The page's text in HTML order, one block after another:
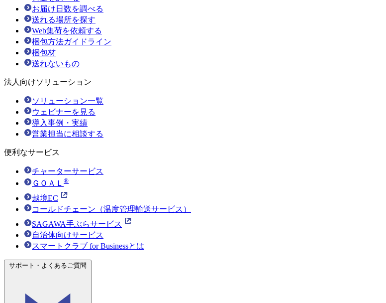
お届け日数を調べる
送れる場所を探す
Web集荷を依頼する
梱包方法ガイドライン
梱包材
送れないもの
法人向けソリューション
ソリューション一覧
ウェビナーを見る
導入事例・実績
営業担当に相談する
便利なサービス
チャーターサービス
ＧＯＡＬ ®
越境EC
コールドチェーン（温度管理輸送サービス）
SAGAWA手ぶらサービス
自治体向けサービス
スマートクラブ for Businessとは
サポート・よくあるご質問